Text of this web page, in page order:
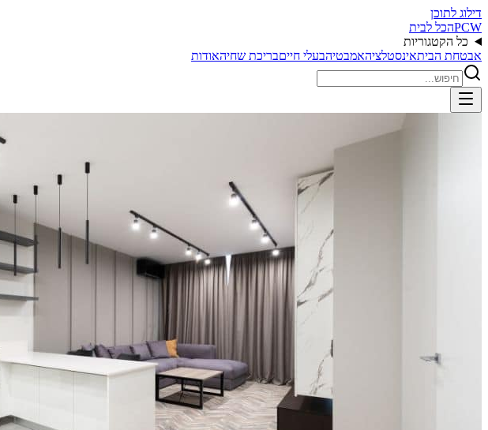
דילוג לתוכן
PCWהכל לבית
כל הקטגוריות
אבטחת הביתאינסטלציהאמבטיהבעלי חייםבריכת שחיהאודות